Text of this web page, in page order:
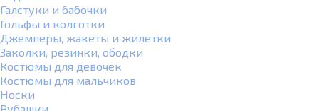
Галстуки и бабочки
Гольфы и колготки
Джемперы, жакеты и жилетки
Заколки, резинки, ободки
Костюмы для девочек
Костюмы для мальчиков
Носки